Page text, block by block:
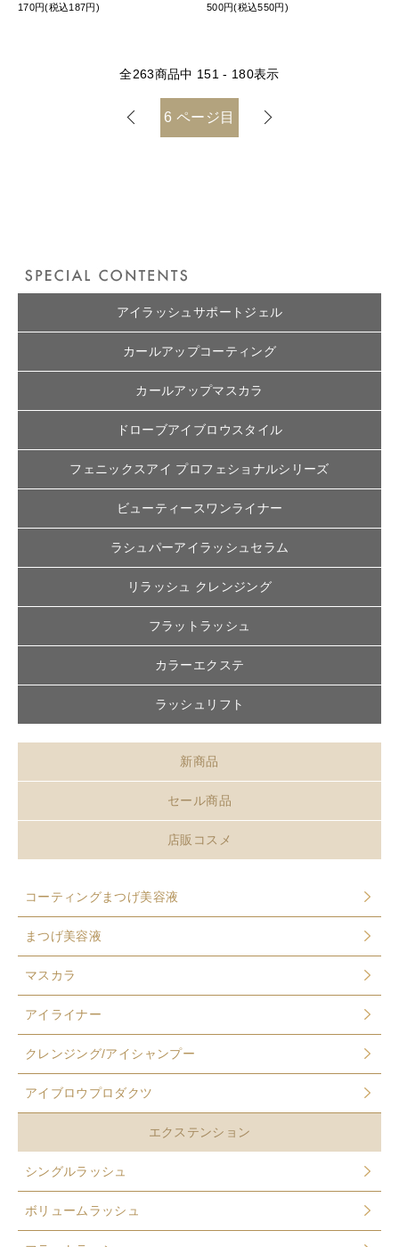
170円(税込187円) 500円(税込550円)
全263商品中 151 - 180表示
6ページ目
アイラッシュサポートジェル
カールアップコーティング
カールアップマスカラ
ドローブアイブロウスタイル
フェニックスアイ プロフェショナルシリーズ
ビューティースワンライナー
ラシュパーアイラッシュセラム
リラッシュ クレンジング
フラットラッシュ
カラーエクステ
ラッシュリフト
新商品
セール商品
店販コスメ
コーティングまつげ美容液
まつげ美容液
マスカラ
アイライナー
クレンジング/アイシャンプー
アイブロウプロダクツ
エクステンション
シングルラッシュ
ボリュームラッシュ